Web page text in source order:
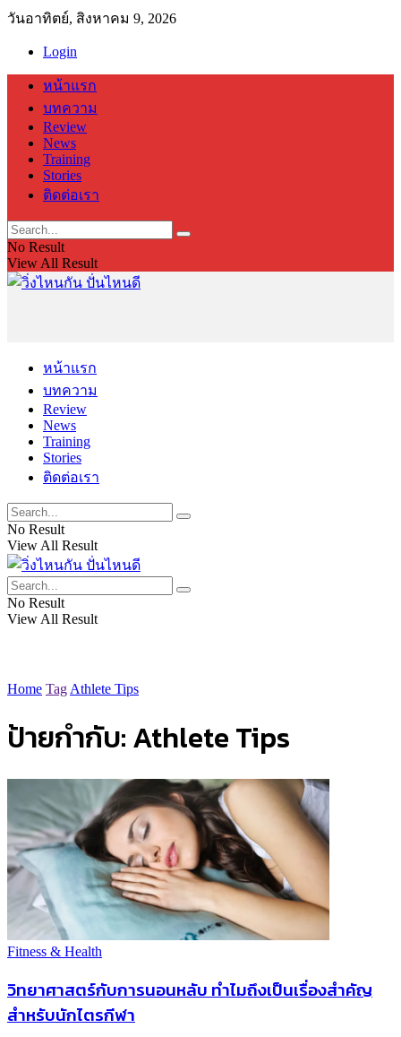
วันอาทิตย์, สิงหาคม 9, 2026
Login
หน้าแรก
บทความ
Review
News
Training
Stories
ติดต่อเรา
No Result
View All Result
หน้าแรก
บทความ
Review
News
Training
Stories
ติดต่อเรา
No Result
View All Result
No Result
View All Result
Home Tag Athlete Tips
ป้ายกำกับ:Athlete Tips
Fitness & Health
วิทยาศาสตร์กับการนอนหลับ ทำไมถึงเป็นเรื่องสำคัญ
สำหรับนักไตรกีฬา